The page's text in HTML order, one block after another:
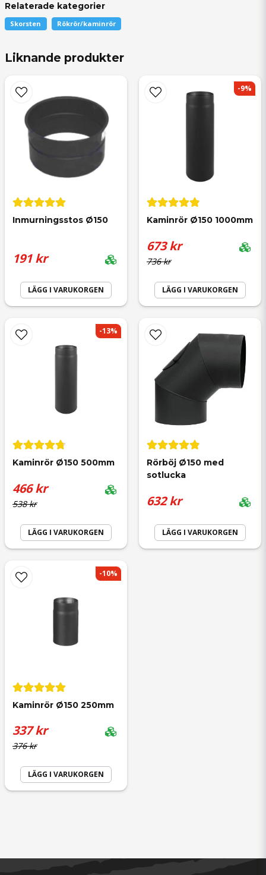
question
Fråga oss något om denna produkten...
nameNamn
emailMejladress
Skicka fråga
Anonym
Anonym
för 11 månader sedan
Relaterade kategorier
Skorsten Rökrör/kaminrör
Liknande produkter
Inmurningsstos Ø150
191 kr
LÄGG I VARUKORGEN
Kaminrör Ø150 1000mm
736 kr
673 kr
LÄGG I VARUKORGEN
-9%
Kaminrör Ø150 500mm
538 kr
466 kr
LÄGG I VARUKORGEN
-13%
Rörböj Ø150 med
sotlucka
632 kr
LÄGG I VARUKORGEN
Kaminrör Ø150 250mm
376 kr
337 kr
LÄGG I VARUKORGEN
-10%